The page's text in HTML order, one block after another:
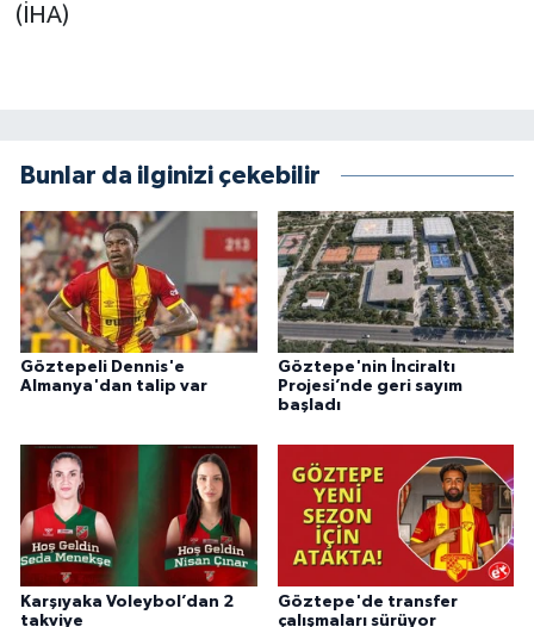
(İHA)
Bunlar da ilginizi çekebilir
Göztepeli Dennis'e
Almanya'dan talip var
Göztepe'nin İnciraltı
Projesi’nde geri sayım
başladı
Karşıyaka Voleybol’dan 2
takviye
Göztepe'de transfer
çalışmaları sürüyor